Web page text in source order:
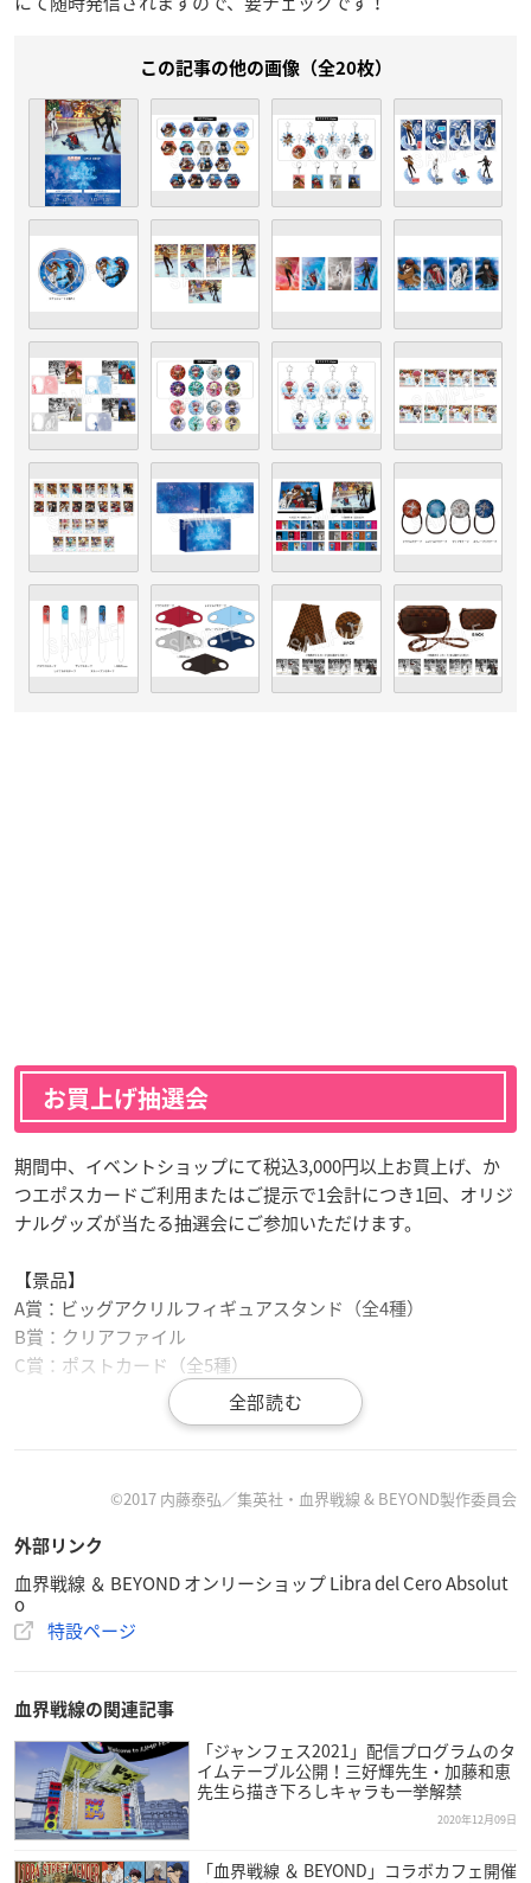
この記事の他の画像（全20枚）
お買上げ抽選会
期間中、イベントショップにて税込3,000円以上お買上げ、か
つエポスカードご利用またはご提示で1会計につき1回、オリジ
ナルグッズが当たる抽選会にご参加いただけます。
【景品】
A賞：ビッグアクリルフィギュアスタンド（全4種）
B賞：クリアファイル
C賞：ポストカード（全5種）
※当日のエポスカードご入会も承ります。
はございません。
※いかなる場合も精算を2回以上に分けることはできません。
※レシートの合算はできかねます。
※景品はなくなり次第終了となります。あらかじめご了承くだ
ます。
開催概要
©2017 内藤泰弘／集英社・血界戦線 & BEYOND製作委員会
外部リンク
血界戦線 ＆ BEYOND オンリーショップ Libra del Cero Absolut
o
特設ページ
血界戦線の関連記事
「ジャンフェス2021」配信プログラムのタ
イムテーブル公開！三好輝先生・加藤和恵
先生ら描き下ろしキャラも一挙解禁
2020年12月09日
「血界戦線 ＆ BEYOND」コラボカフェ開催